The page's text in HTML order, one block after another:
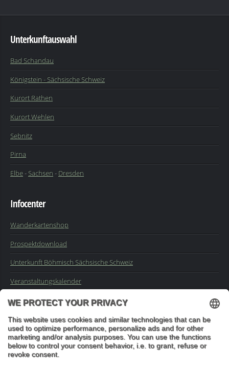
Unterkunftauswahl
Bad Schandau
Königstein - Sächsische Schweiz
Kurort Rathen
Kurort Wehlen
Sebnitz
Pirna
Elbe-Sachsen - Dresden
Infocenter
Wanderkartenshop
Prospektdownload
Unterkunft Böhmisch Sächsische Schweiz
Veranstaltungskalender
Impressum
Buchungsanfrage